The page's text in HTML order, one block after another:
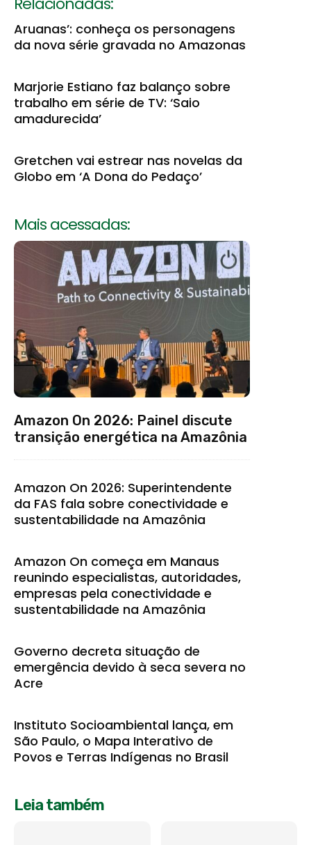
Aruanas’: conheça os personagens
da nova série gravada no Amazonas
Marjorie Estiano faz balanço sobre
trabalho em série de TV: ‘Saio
amadurecida’
Gretchen vai estrear nas novelas da
Globo em ‘A Dona do Pedaço’
Mais acessadas:
Amazon On 2026: Painel discute
transição energética na Amazônia
Amazon On 2026: Superintendente
da FAS fala sobre conectividade e
sustentabilidade na Amazônia
Amazon On começa em Manaus
reunindo especialistas, autoridades,
empresas pela conectividade e
sustentabilidade na Amazônia
Governo decreta situação de
emergência devido à seca severa no
Acre
Instituto Socioambiental lança, em
São Paulo, o Mapa Interativo de
Povos e Terras Indígenas no Brasil
Leia também